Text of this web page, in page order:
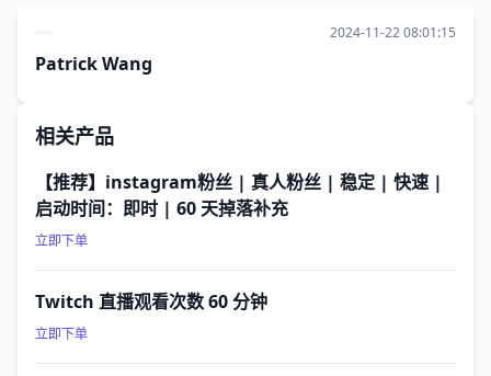
2024-11-22 08:01:15
Patrick Wang
相关产品
【推荐】instagram粉丝 | 真人粉丝 | 稳定 | 快速 |
启动时间：即时 | 60 天掉落补充
立即下单
Twitch 直播观看次数 60 分钟
立即下单